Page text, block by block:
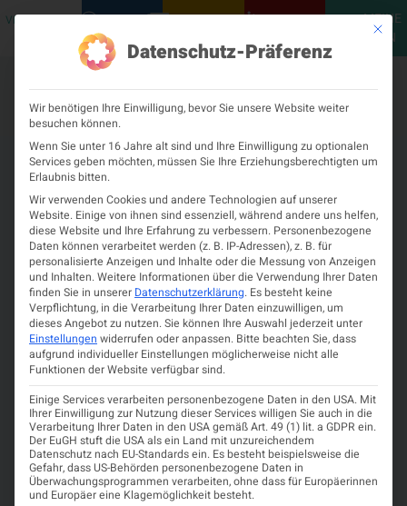
VERANSTALTUNGENPODCASTS NEUROLOGISCH KONTAKT
MEINE
ÖGN
Mit
Datenschutz-Präferenz
Wir benötigen Ihre Einwilligung, bevor Sie unsere Website weiter
besuchen können.
Wenn Sie unter 16 Jahre alt sind und Ihre Einwilligung zu optionalen
Services geben möchten, müssen Sie Ihre Erziehungsberechtigten um
Erlaubnis bitten.
Wir verwenden Cookies und andere Technologien auf unserer
Website. Einige von ihnen sind essenziell, während andere uns helfen,
diese Website und Ihre Erfahrung zu verbessern. Personenbezogene
Daten können verarbeitet werden (z. B. IP-Adressen), z. B. für
personalisierte Anzeigen und Inhalte oder die Messung von Anzeigen
und Inhalten.Weitere Informationen über die Verwendung Ihrer Daten
finden Sie in unserer Datenschutzerklärung. Es besteht keine
Verpflichtung, in die Verarbeitung Ihrer Daten einzuwilligen, um
dieses Angebot zu nutzen.Sie können Ihre Auswahl jederzeit unter
Einstellungen widerrufen oder anpassen. Bitte beachten Sie, dass
aufgrund individueller Einstellungen möglicherweise nicht alle
Funktionen der Website verfügbar sind.
Einige Services verarbeiten personenbezogene Daten in den USA. Mit
Ihrer Einwilligung zur Nutzung dieser Services willigen Sie auch in die
Verarbeitung Ihrer Daten in den USA gemäß Art. 49 (1) lit. a GDPR ein.
Der EuGH stuft die USA als ein Land mit unzureichendem
Datenschutz nach EU-Standards ein. Es besteht beispielsweise die
Gefahr, dass US-Behörden personenbezogene Daten in
Überwachungsprogrammen verarbeiten, ohne dass für Europäerinnen
und Europäer eine Klagemöglichkeit besteht.